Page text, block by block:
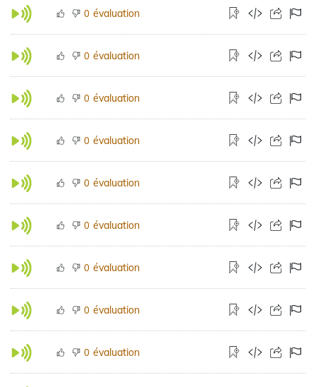
0 évaluation
0 évaluation
0 évaluation
0 évaluation
0 évaluation
0 évaluation
0 évaluation
0 évaluation
0 évaluation